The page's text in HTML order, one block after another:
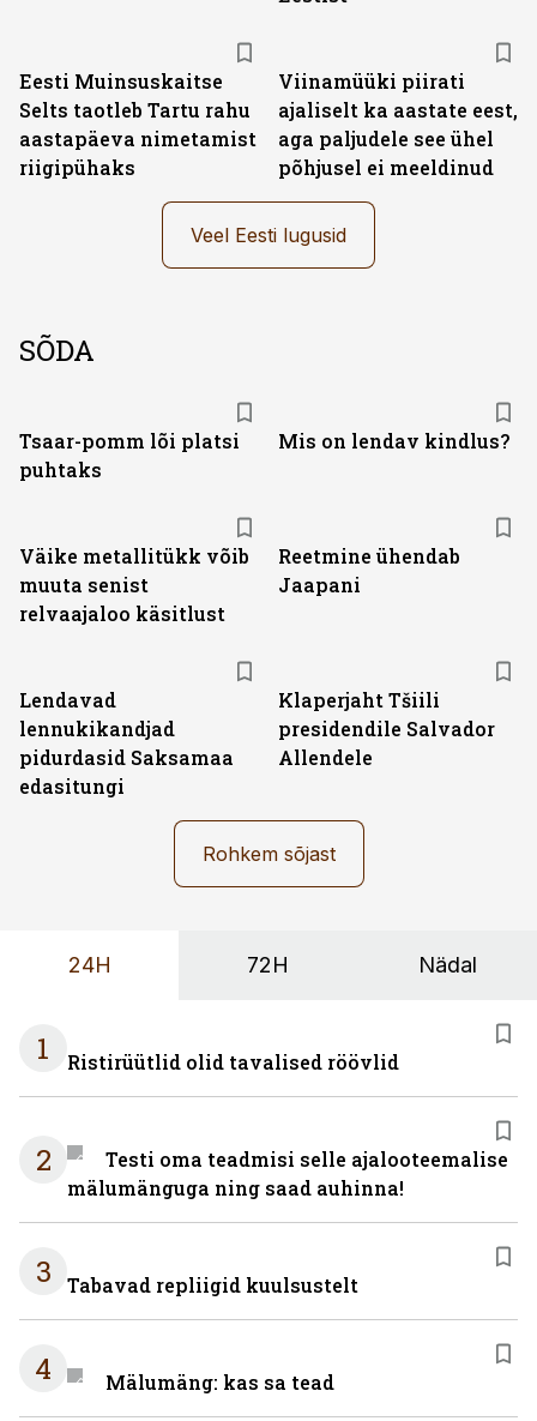
Eesti Muinsuskaitse
Selts taotleb Tartu rahu
aastapäeva nimetamist
riigipühaks
Viinamüüki piirati
ajaliselt ka aastate eest,
aga paljudele see ühel
põhjusel ei meeldinud
Veel Eesti lugusid
SÕDA
Tsaar-pomm lõi platsi
puhtaks
Mis on lendav kindlus?
Väike metallitükk võib
muuta senist
relvaajaloo käsitlust
Reetmine ühendab
Jaapani
Lendavad
lennukikandjad
pidurdasid Saksamaa
edasitungi
Klaperjaht Tšiili
presidendile Salvador
Allendele
Rohkem sõjast
24H 72H Nädal
1 Ristirüütlid olid tavalised röövlid
2
Testi oma teadmisi selle ajalooteemalise
mälumänguga ning saad auhinna!
3 Tabavad repliigid kuulsustelt
4 Mälumäng: kas sa tead